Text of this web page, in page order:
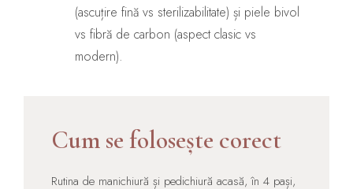
(ascuțire fină vs sterilizabilitate) și piele bivol
vs fibră de carbon (aspect clasic vs
modern).
Cum se folosește corect
Rutina de manichiură și pedichiură acasă, în 4 pași,